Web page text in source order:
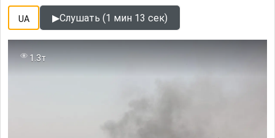
UA ▶Слушать (1 мин 13 сек)
1.3т